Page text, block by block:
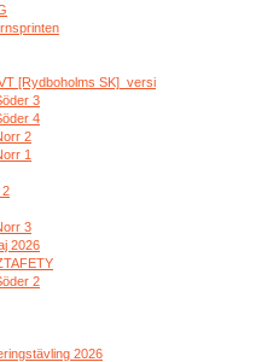
[Rydboholms SK]_versi
3
4
2
1
2
3
2026
2
2026